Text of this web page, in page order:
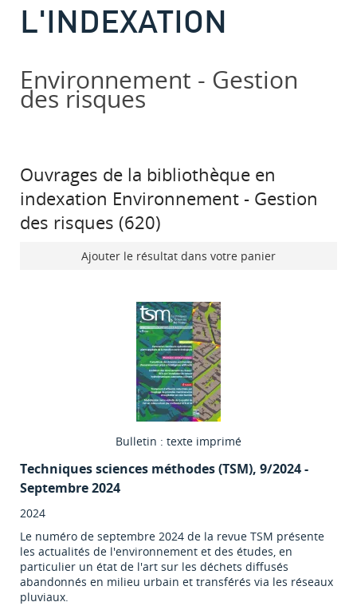
L'INDEXATION
Environnement - Gestion
des risques
Ouvrages de la bibliothèque en
indexation Environnement - Gestion
des risques (620)
Ajouter le résultat dans votre panier
Bulletin : texte imprimé
Techniques sciences méthodes (TSM), 9/2024 -
Septembre 2024
2024
Le numéro de septembre 2024 de la revue TSM présente
les actualités de l'environnement et des études, en
particulier un état de l'art sur les déchets diffusés
abandonnés en milieu urbain et transférés via les réseaux
pluviaux.